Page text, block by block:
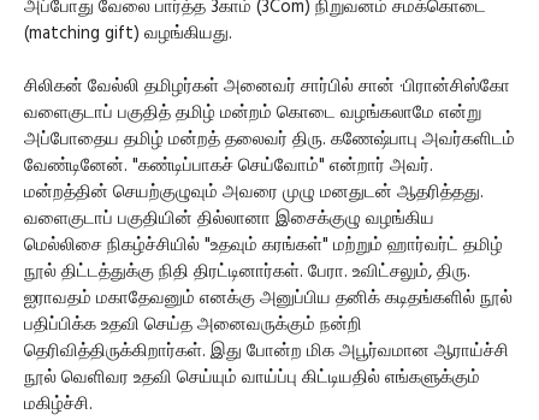
அப்போது வேலை பார்த்த 3காம் (3Com) நிறுவனம் சமக்கொடை
(matching gift) வழங்கியது.
சிலிகன் வேல்லி தமிழர்கள் அனைவர் சார்பில் சான் ·பிரான்சிஸ்கோ
வளைகுடாப் பகுதித் தமிழ் மன்றம் கொடை வழங்கலாமே என்று
அப்போதைய தமிழ் மன்றத் தலைவர் திரு. கணேஷ்பாபு அவர்களிடம்
வேண்டினேன். "கண்டிப்பாகச் செய்வோம்" என்றார் அவர்.
மன்றத்தின் செயற்குழுவும் அவரை முழு மனதுடன் ஆதரித்தது.
வளைகுடாப் பகுதியின் தில்லானா இசைக்குழு வழங்கிய
மெல்லிசை நிகழ்ச்சியில் "உதவும் கரங்கள்" மற்றும் ஹார்வர்ட் தமிழ்
நூல் திட்டத்துக்கு நிதி திரட்டினார்கள். பேரா. உவிட்சலும், திரு.
ஐராவதம் மகாதேவனும் எனக்கு அனுப்பிய தனிக் கடிதங்களில் நூல்
பதிப்பிக்க உதவி செய்த அனைவருக்கும் நன்றி
தெரிவித்திருக்கிறார்கள். இது போன்ற மிக அபூர்வமான ஆராய்ச்சி
நூல் வெளிவர உதவி செய்யும் வாய்ப்பு கிட்டியதில் எங்களுக்கும்
மகிழ்ச்சி.